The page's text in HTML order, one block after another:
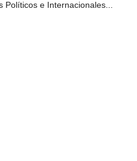
Políticos e Internacionales